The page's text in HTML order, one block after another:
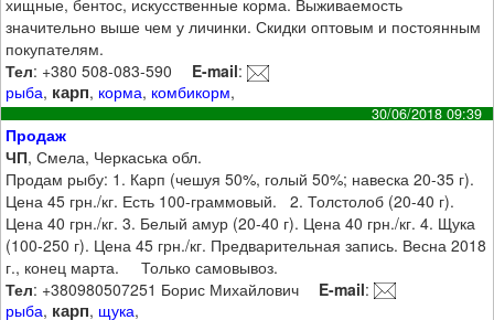
хищные, бентос, искусственные корма. Выживаемость
значительно выше чем у личинки. Скидки оптовым и постоянным
покупателям.
Тел: +380 508-083-590 E-mail:
рыба, карп, корма, комбикорм,
30/06/2018 09:39
Продаж
ЧП, Смела, Черкаська обл.
Продам рыбу: 1. Карп (чешуя 50%, голый 50%; навеска 20-35 г).
Цена 45 грн./кг. Есть 100-граммовый. 2. Толстолоб (20-40 г).
Цена 40 грн./кг. 3. Белый амур (20-40 г). Цена 40 грн./кг. 4. Щука
(100-250 г). Цена 45 грн./кг. Предварительная запись. Весна 2018
г., конец марта. Только самовывоз.
Тел: +380980507251 Борис Михайлович E-mail:
рыба, карп, щука,